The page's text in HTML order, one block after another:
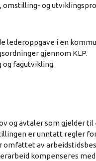
omstilling- og
lederoppgave i en
gjennom KLP.
og fagutvikling.
og avtaler som gjelder
er unntatt regler
av
kompenseres med